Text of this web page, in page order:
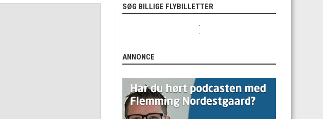
SØG BILLIGE FLYBILLETTER
ANNONCE